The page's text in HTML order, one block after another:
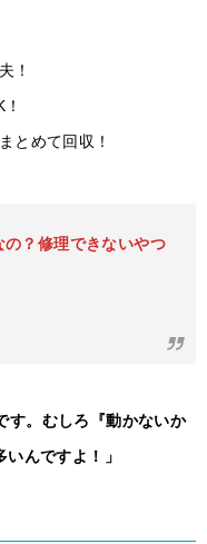
！
とめて回収！
の？修理できないやつ
。 むしろ『動かないか
んですよ！」